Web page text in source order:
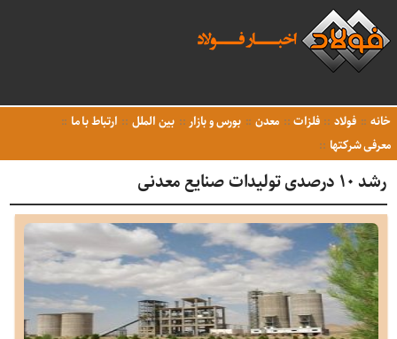
خانه فولاد فلزات معدن بورس و بازار بین الملل
ارتباط با ما
معرفی شرکتها
رشد ۱۰ درصدی تولیدات صنایع معدنی